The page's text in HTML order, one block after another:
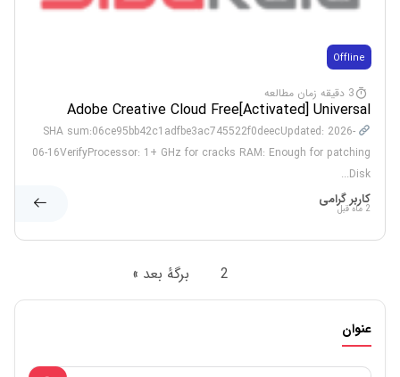
عنوان
Offline
3 دقیقه زمان مطالعه
Adobe Creative Cloud Free[Activated] Universal
(x32-x64) Patch
SHA sum:06ce95bb42c1adfbe3ac745522f0deecUpdated: 2026-
06-16VerifyProcessor: 1+ GHz for cracks RAM: Enough for patching
Disk...
کاربر گرامی
2 ماه قبل
2 برگهٔ بعد »